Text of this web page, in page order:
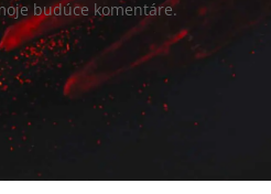
budúce komentáre.